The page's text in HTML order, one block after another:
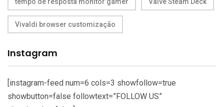
Vivaldi browser customização
Instagram
[instagram-feed num=6 cols=3 showfollow=true
showbutton=false followtext=”FOLLOW US”